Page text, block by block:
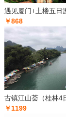
遇见厦门+土楼五日
￥868
古镇江山荟（桂林4
￥1199